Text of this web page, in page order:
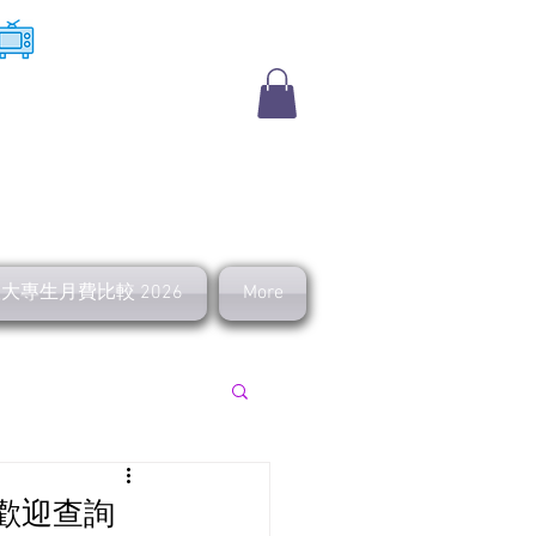
專生月費比較 2026 More
行 寬頻優惠
迎查詢